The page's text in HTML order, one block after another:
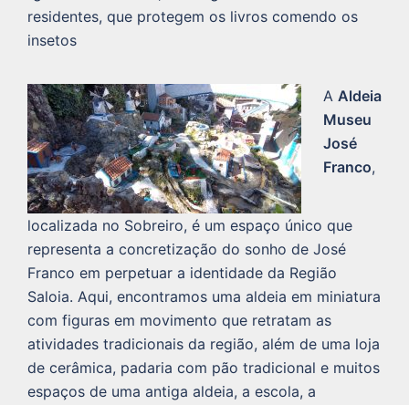
residentes, que protegem os livros comendo os
insetos
A Aldeia
Museu
José
Franco,
localizada no Sobreiro, é um espaço único que
representa a concretização do sonho de José
Franco em perpetuar a identidade da Região
Saloia. Aqui, encontramos uma aldeia em miniatura
com figuras em movimento que retratam as
atividades tradicionais da região, além de uma loja
de cerâmica, padaria com pão tradicional e muitos
espaços de uma antiga aldeia, a escola, a